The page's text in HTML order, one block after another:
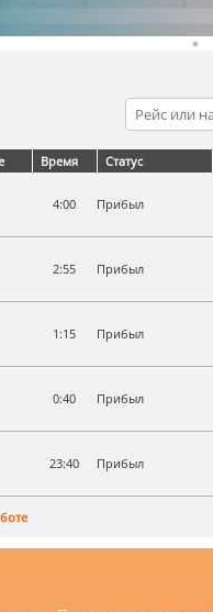
Время Статус
4:00 Прибыл
2:55 Прибыл
1:15 Прибыл
0:40 Прибыл
23:40 Прибыл